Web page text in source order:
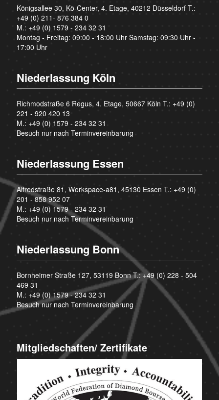
Königsallee 30, Kö-Center, 4. Etage, 40212 Düsseldorf T.:
+49 (0) 211- 876 384 0
M.: +49 (0) 1579 - 234 32 31
Montag - Freitag: 09:00 - 18:00 Uhr Samstag: 09:30 Uhr -
17:00 Uhr
Niederlassung Köln
Richmodstraße 6 Regus, 4. Etage, 50667 Köln T.: +49 (0)
221 - 920 420 13
M.: +49 (0) 1579 - 234 32 31
Besuch nur nach Terminvereinbarung
Niederlassung Essen
Alfredstraße 81, Workspace-a81, 45130 Essen T.: +49 (0)
201 - 858 952 07
M.: +49 (0) 1579 - 234 32 31
Besuch nur nach Terminvereinbarung
Niederlassung Bonn
Bornheimer Straße 127, 53119 Bonn T.:+49 (0) 228 - 504
469 31
M.: +49 (0) 1579 - 234 32 31
Besuch nur nach Terminvereinbarung
Mitgliedschaften/ Zertifikate